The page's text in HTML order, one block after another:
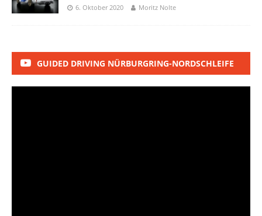
6. Oktober 2020 Moritz Nolte
GUIDED DRIVING NÜRBURGRING-NORDSCHLEIFE